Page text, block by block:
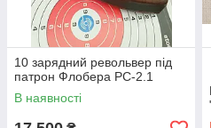
10 зарядний револьвер під
патрон Флобера РС-2.1
В наявності